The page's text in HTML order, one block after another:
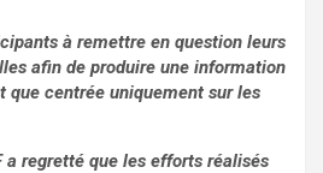
à remettre en question leurs
afin de produire une information
centrée uniquement sur les
a regretté que les efforts réalisés